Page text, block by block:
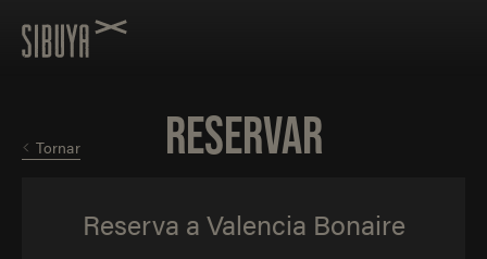
RESERVAR
Tornar
Reserva a Valencia Bonaire